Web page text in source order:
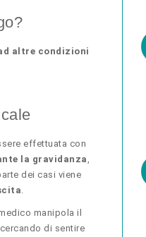
altre condizioni
effettuata con
la gravidanza,
dei casi viene
.
manipola il
di sentire